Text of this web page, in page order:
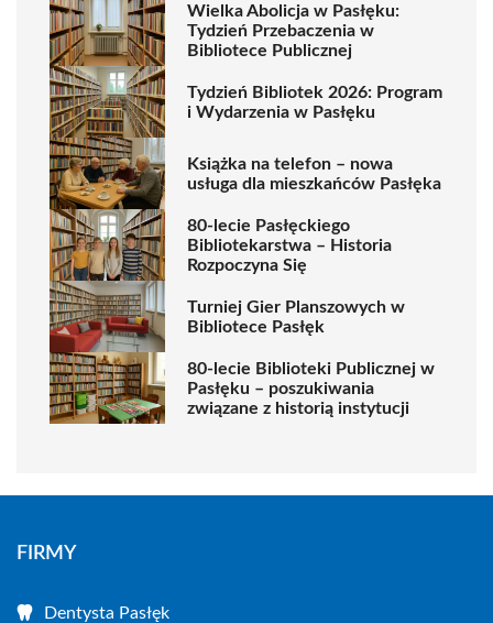
Wielka Abolicja w Pasłęku:
Tydzień Przebaczenia w
Bibliotece Publicznej
Tydzień Bibliotek 2026: Program
i Wydarzenia w Pasłęku
Książka na telefon – nowa
usługa dla mieszkańców Pasłęka
80-lecie Pasłęckiego
Bibliotekarstwa – Historia
Rozpoczyna Się
Turniej Gier Planszowych w
Bibliotece Pasłęk
80-lecie Biblioteki Publicznej w
Pasłęku – poszukiwania
związane z historią instytucji
FIRMY
Dentysta Pasłęk